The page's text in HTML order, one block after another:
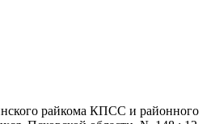
райкома КПСС и районного